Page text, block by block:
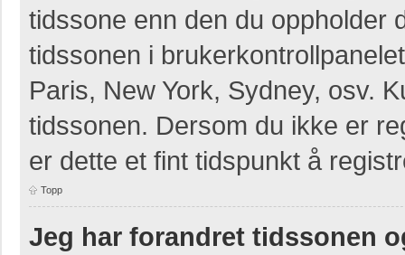
tidssone enn den du oppholder
tidssonen i
Paris, New York, Sydney, osv.
tidssonen. Dersom du ikke er
er dette et fint tidspunkt å
Topp
Jeg har forandret tidssonen